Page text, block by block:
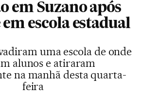
em Suzano após
escola estadual
uma escola de onde
alunos e atiraram
na manhã desta quarta-
feira